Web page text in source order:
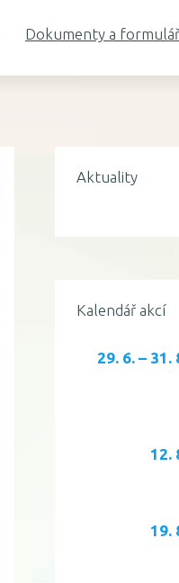
Dokumenty a
Aktuality
Kalendář akcí
29. 6. – 31.
12.
19.